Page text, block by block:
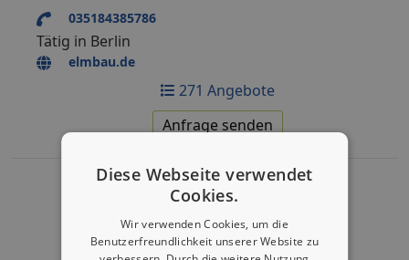
035184385786
Tätig in Berlin
elmbau.de
271 Angebote
Anfrage senden
Diese Webseite verwendet
Cookies.
Wir verwenden Cookies, um die
Benutzerfreundlichkeit unserer Website zu